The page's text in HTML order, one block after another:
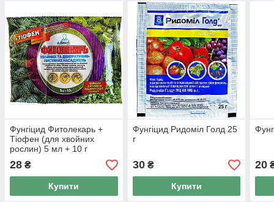
Фунгіцид Фитолекарь +
Тіофен (для хвойних
рослин) 5 мл + 10 г
28 ₴
Купити
Фунгіцид Ридоміл Голд 25
г
30₴
Купити
20